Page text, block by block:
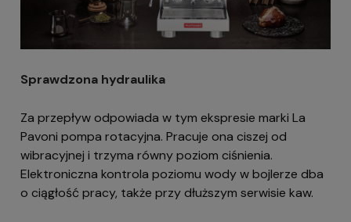
Sprawdzona hydraulika
Za przepływ odpowiada w tym ekspresie marki La
Pavoni pompa rotacyjna. Pracuje ona ciszej od
wibracyjnej i trzyma równy poziom ciśnienia.
Elektroniczna kontrola poziomu wody w bojlerze dba
o ciągłość pracy, także przy dłuższym serwisie kaw.